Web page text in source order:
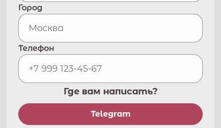
Город
Телефон
Где вам написать?
Telegram